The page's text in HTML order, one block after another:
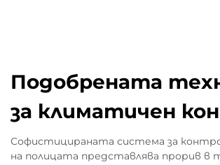
Подобрената
за климатичен
Софистицираната система за
на полицата представлява прорив в